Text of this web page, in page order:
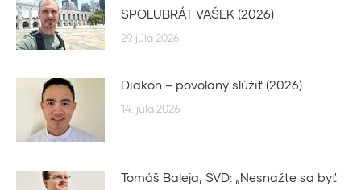
SPOLUBRÁT VAŠEK (2026)
29. júla 2026
Diakon – povolaný slúžiť (2026)
14. júla 2026
Tomáš Baleja, SVD: „Nesnažte sa byť